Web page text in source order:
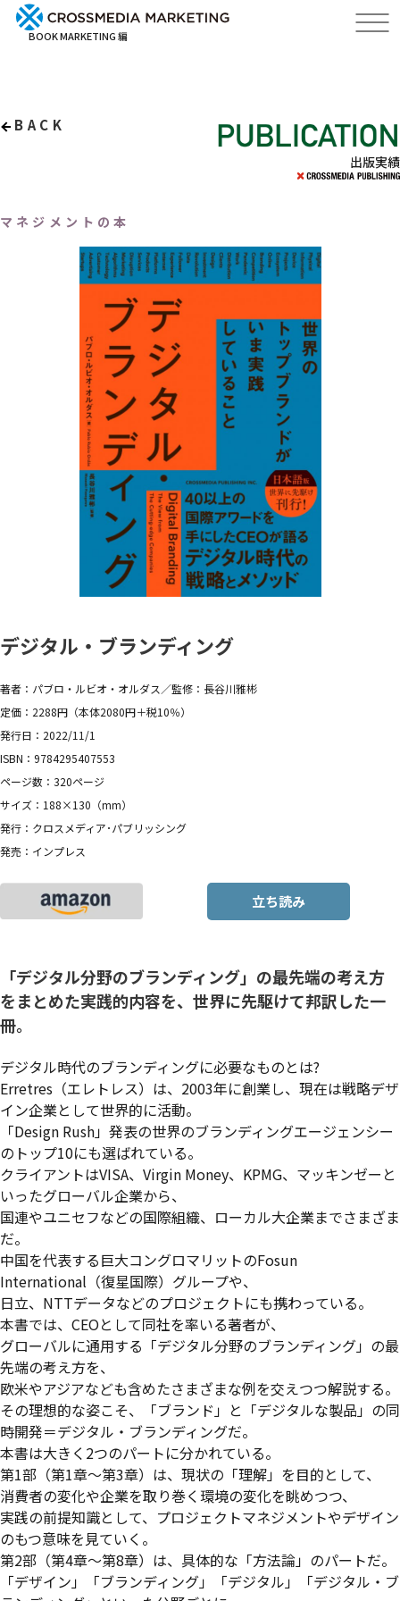
BOOK MARKETING 編
BACK
出版実績
マネジメントの本
デジタル・ブランディング
著者：パブロ・ルビオ・オルダス／監修：長谷川雅彬
定価：2288円（本体2080円＋税10％）
発行日：2022/11/1
ISBN：9784295407553
ページ数：320ページ
サイズ：188×130（mm）
発行：クロスメディア･パブリッシング
発売：インプレス
立ち読み
「デジタル分野のブランディング」の最先端の考え方
をまとめた実践的内容を、世界に先駆けて邦訳した一
冊。
デジタル時代のブランディングに必要なものとは?
Erretres（エレトレス）は、2003年に創業し、現在は戦略デザ
イン企業として世界的に活動。
「Design Rush」発表の世界のブランディングエージェンシー
のトップ10にも選ばれている。
クライアントはVISA、Virgin Money、KPMG、マッキンゼーと
いったグローバル企業から、
国連やユニセフなどの国際組織、ローカル大企業までさまざま
だ。
中国を代表する巨大コングロマリットのFosun
International（復星国際）グループや、
日立、NTTデータなどのプロジェクトにも携わっている。
本書では、CEOとして同社を率いる著者が、
グローバルに通用する「デジタル分野のブランディング」の最
先端の考え方を、
欧米やアジアなども含めたさまざまな例を交えつつ解説する。
その理想的な姿こそ、「ブランド」と「デジタルな製品」の同
時開発＝デジタル・ブランディングだ。
本書は大きく2つのパートに分かれている。
第1部（第1章～第3章）は、現状の「理解」を目的として、
消費者の変化や企業を取り巻く環境の変化を眺めつつ、
実践の前提知識として、プロジェクトマネジメントやデザイン
のもつ意味を見ていく。
第2部（第4章～第8章）は、具体的な「方法論」のパートだ。
「デザイン」「ブランディング」「デジタル」「デジタル・ブ